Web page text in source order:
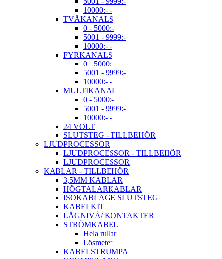
10000:- -
TVÅKANALS
0 - 5000:-
5001 - 9999:-
10000:- -
FYRKANALS
0 - 5000:-
5001 - 9999:-
10000:- -
MULTIKANAL
0 - 5000:-
5001 - 9999:-
10000:- -
24 VOLT
SLUTSTEG - TILLBEHÖR
LJUDPROCESSOR
LJUDPROCESSOR - TILLBEHÖR
LJUDPROCESSOR
KABLAR - TILLBEHÖR
3,5MM KABLAR
HÖGTALARKABLAR
ISOKABLAGE SLUTSTEG
KABELKIT
LÅGNIVÅ/ KONTAKTER
STRÖMKABEL
Hela rullar
Lösmeter
KABELSTRUMPA